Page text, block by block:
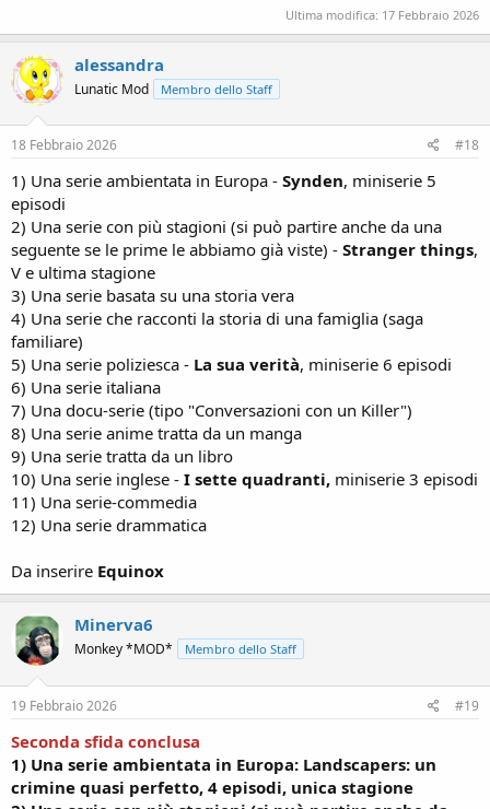
Ultima modifica: 17 Febbraio 2026
alessandra
Lunatic Mod Membro dello Staff
18 Febbraio 2026 #18
1) Una serie ambientata in Europa - Synden, miniserie 5
episodi
2) Una serie con più stagioni (si può partire anche da una
seguente se le prime le abbiamo già viste) - Stranger things,
V e ultima stagione
3) Una serie basata su una storia vera
4) Una serie che racconti la storia di una famiglia (saga
familiare)
5) Una serie poliziesca - La sua verità, miniserie 6 episodi
6) Una serie italiana
7) Una docu-serie (tipo "Conversazioni con un Killer")
8) Una serie anime tratta da un manga
9) Una serie tratta da un libro
10) Una serie inglese - I sette quadranti, miniserie 3 episodi
11) Una serie-commedia
12) Una serie drammatica
Da inserire Equinox
Minerva6
Monkey *MOD* Membro dello Staff
19 Febbraio 2026 #19
Seconda sfida conclusa
1) Una serie ambientata in Europa: Landscapers: un
crimine quasi perfetto, 4 episodi, unica stagione